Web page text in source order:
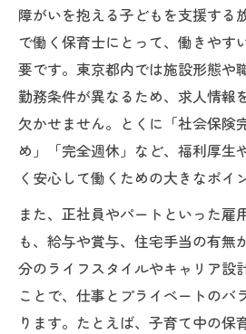
障がいを抱える子どもを支援する
で働く保育士にとって、働きやす
要です。東京都内では施設形態や
勤務条件が異なるため、求人情報
欠かせません。とくに「社会保険
め」「完全週休」など、福利厚生
く安心して働くための大きなポイ
また、正社員やパートといった雇
も、給与や賞与、住宅手当の有無
分のライフスタイルやキャリア設
ことで、仕事とプライベートのバ
ります。たとえば、子育て中の保